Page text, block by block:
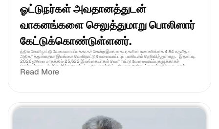
ஓட்டுநர்கள் அவதானத்துடன்
வாகனங்களை செலுத்துமாறு பொலிஸார்
கேட்டுக்கொண்டுள்ளனர்.
த்தில் வெளிநாட்டு வேலைவாய்ப்புக்காகச் சென்ற இலங்கையர்களின் எண்ணிக்கை 4.84 சதவீதம்
அதிகரித்துள்ளதாக இலங்கை வெளிநாட்டு வேலைவாய்ப்புப் பணியகம் தெரிவித்துள்ளது.   இதன்படி,
2026 ஜூலை மாதத்தில் 25,622 இலங்கையர்கள் வெளிநாட்டு வேலைவாய்ப்புகளுக்காகச்
சென்றுள்ளதுடன், இது இந்த ஆண்டில் ஒரே மாதத்தில் பதிவான அதிகபட்ச எண்ணிக்கையாகக்
கருதப்படுகிறது. ஜூன் மாதத்தில் 24,440 பேர் வெளிநாட்டு வேலைவாய்ப்புகளுக்காகச்
சென்றிருந்தனர்.   இஸ்ரேல், தென் கொரியா மற்றும் ஜப்பான் ஆகிய நாடுகளுடன் அரசாங்கம் எட்டியுள்ள
இலங்கை வெளிநாட்டு வேலைவாய்ப்புப் பணியகத்தில் வைத்து விமான பயணச்சீட்டுகள் வழங்கி
புலம்பெயர் தொழிலாளர்களால் 4.6 பில்லியன் அமெரிக்க டொலர் வெளிநாட்டு வருவாய் நாட்டிற்கு
அனுப்பி வைக்கப்பட்டுள்ளதாகவும் தெரிவிக்கப்படுகிறது.
Read More